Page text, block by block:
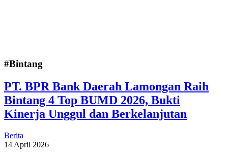
#Bintang
PT. BPR Bank Daerah Lamongan Raih
Bintang 4 Top BUMD 2026, Bukti
Kinerja Unggul dan Berkelanjutan
Berita
14 April 2026